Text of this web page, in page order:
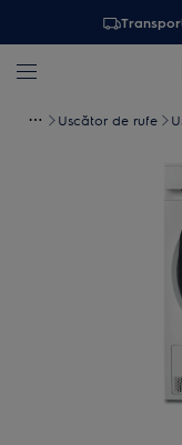
Uscător de rufe